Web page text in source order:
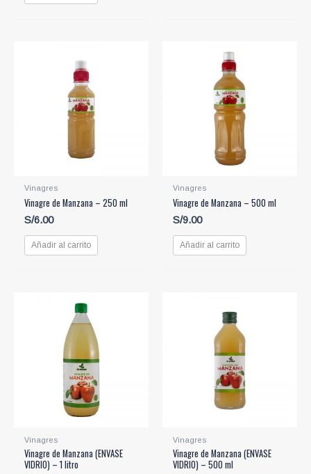
Vinagres
Vinagre de Manzana – 250 ml
S/6.00
Añadir al carrito
Vinagres
Vinagre de Manzana – 500 ml
S/9.00
Añadir al carrito
Vinagres
Vinagre de Manzana (ENVASE
VIDRIO) – 1 litro
Vinagres
Vinagre de Manzana (ENVASE
VIDRIO) – 500 ml